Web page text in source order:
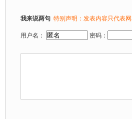
我来说两句 特别声明：发表内容只代表
用户名： 密码：